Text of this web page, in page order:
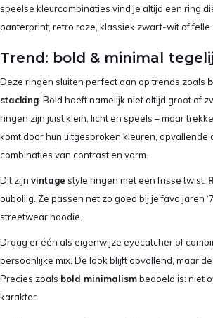
speelse kleurcombinaties vind je altijd een ring
panterprint, retro roze, klassiek zwart-wit of felle
Trend: bold & minimal
Deze ringen sluiten perfect aan op trends zoals
stacking . Bold hoeft namelijk niet altijd groot of
ringen zijn juist klein, licht en speels – maar
komt door hun uitgesproken kleuren, opvallende
combinaties van contrast en vorm.
Dit zijn vintage style ringen met een frisse twist.
oubollig. Ze passen net zo goed bij je favo jaren
streetwear hoodie.
Draag er één als eigenwijze eyecatcher of
persoonlijke mix. De look blijft opvallend, maar
Precies zoals bold minimalismbedoeld is: niet
karakter.